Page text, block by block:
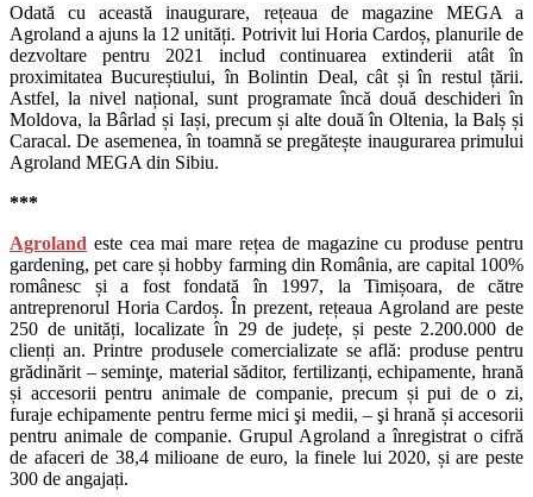
Odată cu această inaugurare, rețeaua de magazine MEGA a
Agroland a ajuns la 12 unități. Potrivit lui Horia Cardoș, planurile de
dezvoltare pentru 2021 includ continuarea extinderii atât în
proximitatea Bucureștiului, în Bolintin Deal, cât și în restul țării.
Astfel, la nivel național, sunt programate încă două deschideri în
Moldova, la Bârlad și Iași, precum și alte două în Oltenia, la Balș și
Caracal. De asemenea, în toamnă se pregătește inaugurarea primului
Agroland MEGA din Sibiu.
***
Agroland este cea mai mare rețea de magazine cu produse pentru
gardening, pet care și hobby farming din România, are capital 100%
românesc și a fost fondată în 1997, la Timișoara, de către
antreprenorul Horia Cardoș. În prezent, rețeaua Agroland are peste
250 de unități, localizate în 29 de județe, și peste 2.200.000 de
clienți an. Printre produsele comercializate se află: produse pentru
grădinărit – seminţe, material săditor, fertilizanți, echipamente, hrană
și accesorii pentru animale de companie, precum și pui de o zi,
furaje echipamente pentru ferme mici şi medii, – şi hrană și accesorii
pentru animale de companie. Grupul Agroland a înregistrat o cifră
de afaceri de 38,4 milioane de euro, la finele lui 2020, și are peste
300 de angajați.